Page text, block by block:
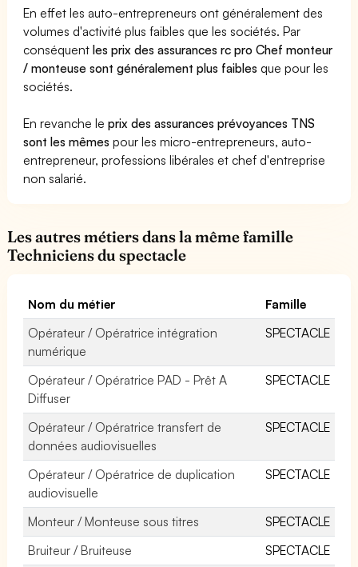
En effet les auto-entrepreneurs ont généralement des
volumes d'activité plus faibles que les sociétés. Par
conséquentles prix des assurances rc pro Chef monteur
/ monteuse sont généralement plus faibles que pour les
sociétés.
En revanche leprix des assurances prévoyances TNS
sont les mêmes pour les micro-entrepreneurs, auto-
entrepreneur, professions libérales et chef d'entreprise
non salarié.
Les autres métiers dans la même famille
Techniciens du spectacle
Nom du métier
Famille
Opérateur / Opératrice intégration
numérique
SPECTACLE
Opérateur / Opératrice PAD - Prêt A
Diffuser
SPECTACLE
Opérateur / Opératrice transfert de
données audiovisuelles
SPECTACLE
Opérateur / Opératrice de duplication
audiovisuelle
SPECTACLE
Monteur / Monteuse sous titres
SPECTACLE
Bruiteur / Bruiteuse
SPECTACLE